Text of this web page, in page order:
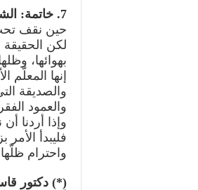
7. خاتمة: الشجرة التي تُنصت لنا… إذا أنصتنا لها
حين نقف تحت
لكن
بهوائها،
إنها المعلّم
والصديقة
والعمود
وإذا أردنا
فليبدأ
واحترام
(*) دكتور